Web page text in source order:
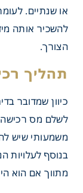
או
או שנתיים.
להשכיר אותה
הצורך.
כיוון שמדובר
משמעותי שיש
בנוסף לעלויות
מתווך אם הוא